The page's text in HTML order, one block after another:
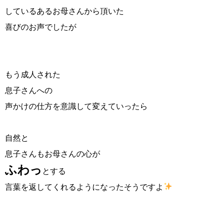
しているあるお母さんから頂いた
喜びのお声でしたが
もう成人された
息子さんへの
声かけの仕方を意識して変えていったら
自然と
息子さんもお母さんの心が
ふわっ とする
言葉を返してくれるようになったそうですよ